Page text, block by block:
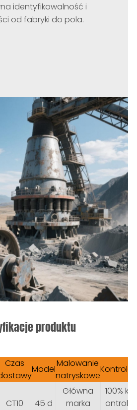
identyfikowalność i
od fabryki do pola.
produktu
Czas
Model
Malowanie
natryskowe
Kontrola
CT10
45 d
Główna
marka
100% k
ontrol